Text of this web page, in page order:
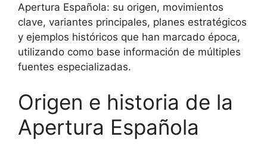
Apertura Española: su origen, movimientos
clave, variantes principales, planes estratégicos
y ejemplos históricos que han marcado época,
utilizando como base información de múltiples
fuentes especializadas.
Origen e historia de la
Apertura Española